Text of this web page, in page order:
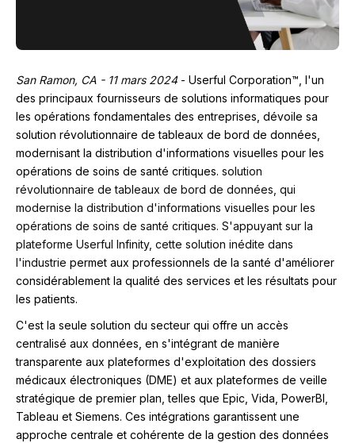
San Ramon, CA - 11 mars 2024- Userful Corporation™, l'un
des principaux fournisseurs de solutions informatiques pour
les opérations fondamentales des entreprises, dévoile sa
solution révolutionnaire de tableaux de bord de données,
modernisant la distribution d'informations visuelles pour les
opérations de soins de santé critiques. solution
révolutionnaire de tableaux de bord de données, qui
modernise la distribution d'informations visuelles pour les
opérations de soins de santé critiques. S'appuyant sur la
plateforme Userful Infinity, cette solution inédite dans
l'industrie permet aux professionnels de la santé d'améliorer
considérablement la qualité des services et les résultats pour
les patients.
C'est la seule solution du secteur qui offre un accès
centralisé aux données, en s'intégrant de manière
transparente aux plateformes d'exploitation des dossiers
médicaux électroniques (DME) et aux plateformes de veille
stratégique de premier plan, telles que Epic, Vida, PowerBI,
Tableau et Siemens. Ces intégrations garantissent une
approche centrale et cohérente de la gestion des données